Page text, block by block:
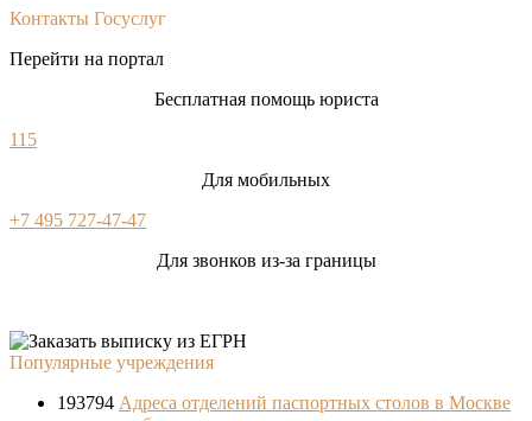
Контакты Госуслуг
Перейти на портал
Бесплатная помощь юриста
115
Для мобильных
+7 495 727-47-47
Для звонков из-за границы
Популярные учреждения
193794 Адреса отделений паспортных столов в Москве